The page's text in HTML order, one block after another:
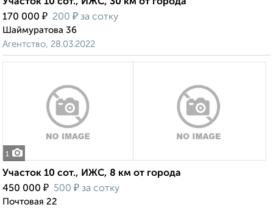
Участок 10 сот., ИЖС, 30 км от города
170 000 ₽ 200 ₽ за сотку
Шаймуратова 36
Агентство, 28.03.2022
1
Участок 10 сот., ИЖС, 8 км от города
450 000 ₽ 500 ₽ за сотку
Почтовая 22